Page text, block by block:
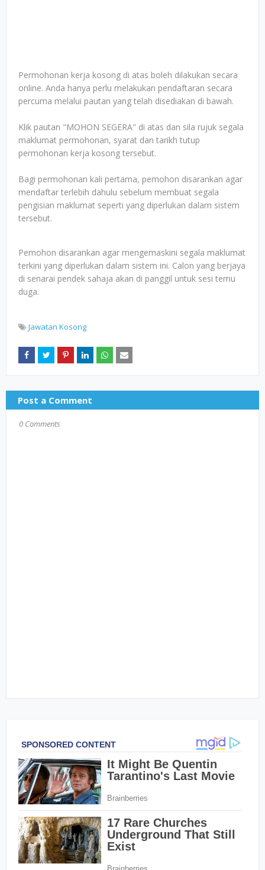
Permohonan kerja kosong di atas boleh dilakukan secara
online. Anda hanya perlu melakukan pendaftaran secara
percuma melalui pautan yang telah disediakan di bawah.
Klik pautan "MOHON SEGERA" di atas dan sila rujuk segala
maklumat permohonan, syarat dan tarikh tutup
permohonan kerja kosong tersebut.
Bagi permohonan kali pertama, pemohon disarankan agar
mendaftar terlebih dahulu sebelum membuat segala
pengisian maklumat seperti yang diperlukan dalam sistem
tersebut.
Pemohon disarankan agar mengemaskini segala maklumat
terkini yang diperlukan dalam sistem ini. Calon yang berjaya
di senarai pendek sahaja akan di panggil untuk sesi temu
duga.
Jawatan Kosong
Post a Comment
0 Comments